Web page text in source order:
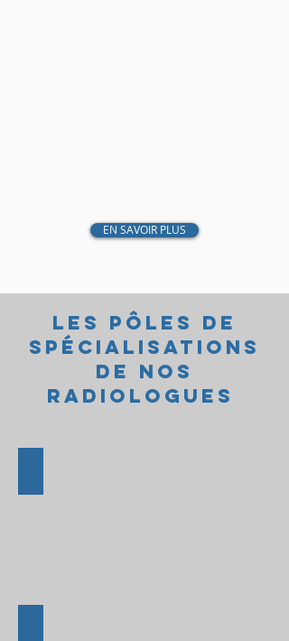
EN SAVOIR PLUS
LES PÔLES DE
SPÉCIALISATIONS
DE NOS
RADIOLOGUES